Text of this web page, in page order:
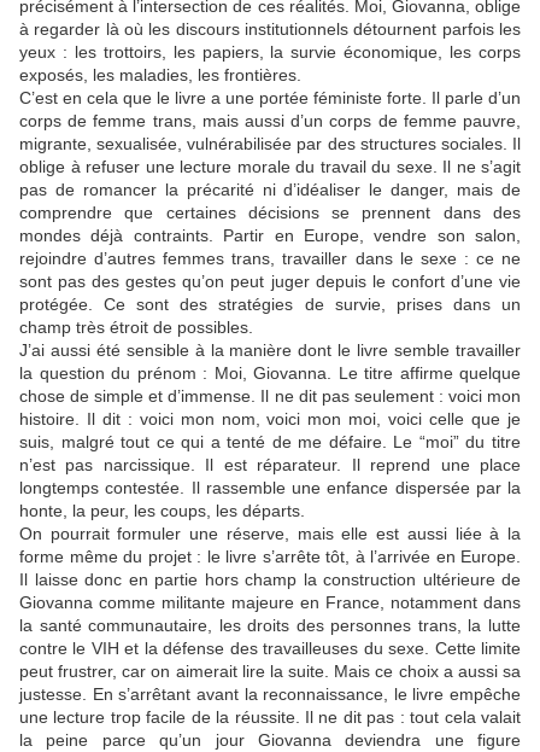
précisément à l’intersection de ces réalités. Moi, Giovanna, oblige
à regarder là où les discours institutionnels détournent parfois les
yeux : les trottoirs, les papiers, la survie économique, les corps
exposés, les maladies, les frontières.
C’est en cela que le livre a une portée féministe forte. Il parle d’un
corps de femme trans, mais aussi d’un corps de femme pauvre,
migrante, sexualisée, vulnérabilisée par des structures sociales. Il
oblige à refuser une lecture morale du travail du sexe. Il ne s’agit
pas de romancer la précarité ni d’idéaliser le danger, mais de
comprendre que certaines décisions se prennent dans des
mondes déjà contraints. Partir en Europe, vendre son salon,
rejoindre d’autres femmes trans, travailler dans le sexe : ce ne
sont pas des gestes qu’on peut juger depuis le confort d’une vie
protégée. Ce sont des stratégies de survie, prises dans un
champ très étroit de possibles.
J’ai aussi été sensible à la manière dont le livre semble travailler
la question du prénom : Moi, Giovanna. Le titre affirme quelque
chose de simple et d’immense. Il ne dit pas seulement : voici mon
histoire. Il dit : voici mon nom, voici mon moi, voici celle que je
suis, malgré tout ce qui a tenté de me défaire. Le “moi” du titre
n’est pas narcissique. Il est réparateur. Il reprend une place
longtemps contestée. Il rassemble une enfance dispersée par la
honte, la peur, les coups, les départs.
On pourrait formuler une réserve, mais elle est aussi liée à la
forme même du projet : le livre s’arrête tôt, à l’arrivée en Europe.
Il laisse donc en partie hors champ la construction ultérieure de
Giovanna comme militante majeure en France, notamment dans
la santé communautaire, les droits des personnes trans, la lutte
contre le VIH et la défense des travailleuses du sexe. Cette limite
peut frustrer, car on aimerait lire la suite. Mais ce choix a aussi sa
justesse. En s’arrêtant avant la reconnaissance, le livre empêche
une lecture trop facile de la réussite. Il ne dit pas : tout cela valait
la peine parce qu’un jour Giovanna deviendra une figure